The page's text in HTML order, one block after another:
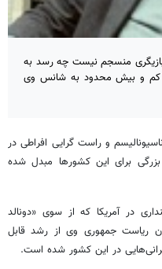
منسجم نیست چه رسد به
کم و بیش محدود به شانس وی
و راست گرایی افراطی در
برای این کشورها مبدل شده
در آمریکا که از سوی «دونالد
ریاست جمهوری وی از رشد قابل
در این کشور شده است.